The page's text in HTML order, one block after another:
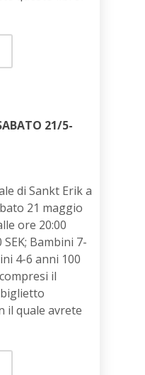
21/5-
di Sankt Erik a
21 maggio
ore 20:00
Bambini 7-
4-6 anni 100
il
il quale avrete